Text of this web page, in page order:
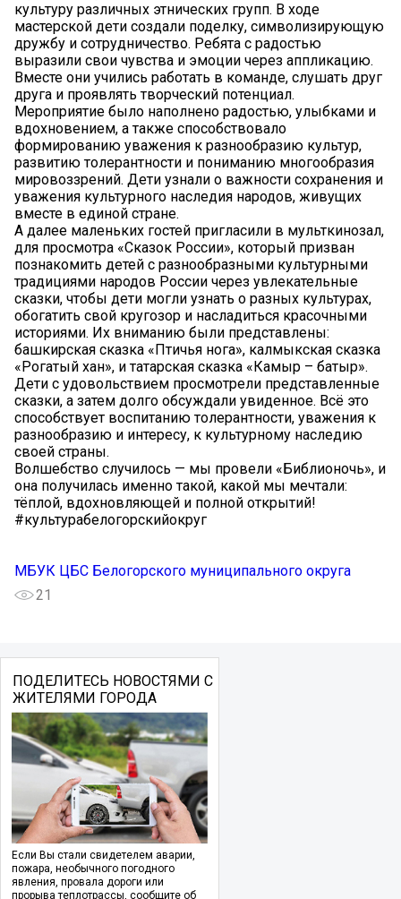
культуру различных этнических групп. В ходе
мастерской дети создали поделку, символизирующую
дружбу и сотрудничество. Ребята с радостью
выразили свои чувства и эмоции через аппликацию.
Вместе они учились работать в команде, слушать друг
друга и проявлять творческий потенциал.
Мероприятие было наполнено радостью, улыбками и
вдохновением, а также способствовало
формированию уважения к разнообразию культур,
развитию толерантности и пониманию многообразия
мировоззрений. Дети узнали о важности сохранения и
уважения культурного наследия народов, живущих
вместе в единой стране.
А далее маленьких гостей пригласили в мульткинозал,
для просмотра «Сказок России», который призван
познакомить детей с разнообразными культурными
традициями народов России через увлекательные
сказки, чтобы дети могли узнать о разных культурах,
обогатить свой кругозор и насладиться красочными
историями. Их вниманию были представлены:
башкирская сказка «Птичья нога», калмыкская сказка
«Рогатый хан», и татарская сказка «Камыр – батыр».
Дети с удовольствием просмотрели представленные
сказки, а затем долго обсуждали увиденное. Всё это
способствует воспитанию толерантности, уважения к
разнообразию и интересу, к культурному наследию
своей страны.
Волшебство случилось — мы провели «Библионочь», и
она получилась именно такой, какой мы мечтали:
тёплой, вдохновляющей и полной открытий!
#культурабелогорскийокруг
МБУК ЦБС Белогорского муниципального округа
21
ПОДЕЛИТЕСЬ НОВОСТЯМИ С
ЖИТЕЛЯМИ ГОРОДА
Если Вы стали свидетелем аварии,
пожара, необычного погодного
явления, провала дороги или
прорыва теплотрассы, сообщите об